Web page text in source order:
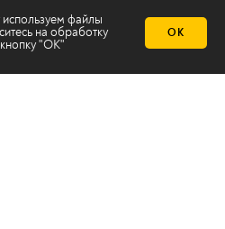
файлы
на обработку
"ОК"
ОК